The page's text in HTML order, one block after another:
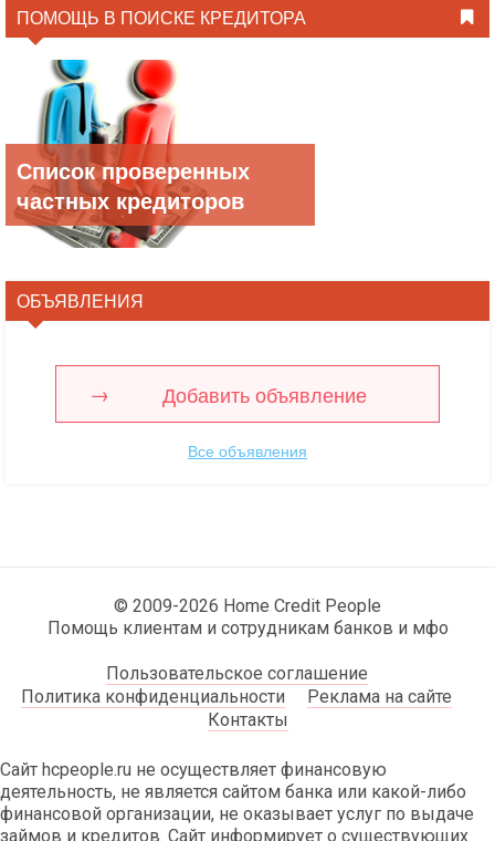
ПОМОЩЬ В ПОИСКЕ КРЕДИТОРА
Список проверенных
частных кредиторов
ОБЪЯВЛЕНИЯ
Добавить объявление
Все объявления
© 2009-2026 Home Credit People
Помощь клиентам и сотрудникам банков и мфо
Пользовательское соглашение
Политика конфиденциальности
Реклама на сайте
Контакты
Сайт hcpeople.ru не осуществляет финансовую
деятельность, не является сайтом банка или какой-либо
финансовой организации, не оказывает услуг по выдаче
займов и кредитов. Сайт информирует о существующих